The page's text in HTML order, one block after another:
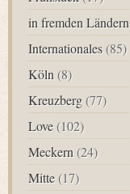
in fremden Ländern
Internationales (85)
Köln (8)
Kreuzberg (77)
Love (102)
Meckern (24)
Mitte (17)